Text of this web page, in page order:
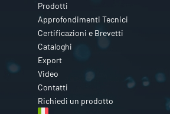
Prodotti
Approfondimenti Tecnici
Certificazioni e Brevetti
Cataloghi
Export
Video
Contatti
Richiedi un prodotto